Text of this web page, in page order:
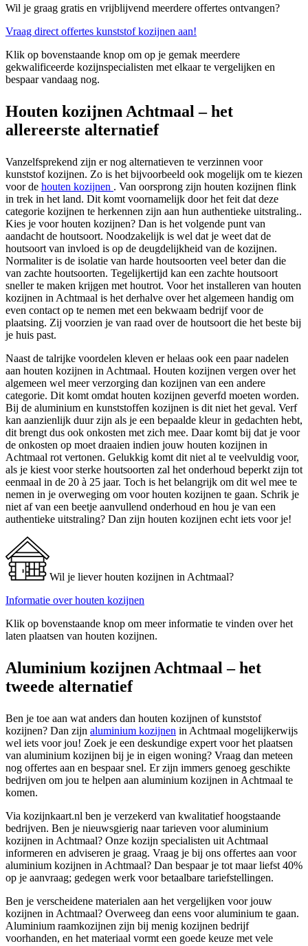
Wil je graag gratis en vrijblijvend meerdere offertes ontvangen?
Vraag direct offertes kunststof kozijnen aan!
Klik op bovenstaande knop om op je gemak meerdere
gekwalificeerde kozijnspecialisten met elkaar te vergelijken en
bespaar vandaag nog.
Houten kozijnen Achtmaal – het
allereerste alternatief
Vanzelfsprekend zijn er nog alternatieven te verzinnen voor
kunststof kozijnen. Zo is het bijvoorbeeld ook mogelijk om te kiezen
voor de houten kozijnen . Van oorsprong zijn houten kozijnen flink
in trek in het land. Dit komt voornamelijk door het feit dat deze
categorie kozijnen te herkennen zijn aan hun authentieke uitstraling..
Kies je voor houten kozijnen? Dan is het volgende punt van
aandacht de houtsoort. Noodzakelijk is wel dat je weet dat de
houtsoort van invloed is op de deugdelijkheid van de kozijnen.
Normaliter is de isolatie van harde houtsoorten veel beter dan die
van zachte houtsoorten. Tegelijkertijd kan een zachte houtsoort
sneller te maken krijgen met houtrot. Voor het installeren van houten
kozijnen in Achtmaal is het derhalve over het algemeen handig om
even contact op te nemen met een bekwaam bedrijf voor de
plaatsing. Zij voorzien je van raad over de houtsoort die het beste bij
je huis past.
Naast de talrijke voordelen kleven er helaas ook een paar nadelen
aan houten kozijnen in Achtmaal. Houten kozijnen vergen over het
algemeen wel meer verzorging dan kozijnen van een andere
categorie. Dit komt omdat houten kozijnen geverfd moeten worden.
Bij de aluminium en kunststoffen kozijnen is dit niet het geval. Verf
kan aanzienlijk duur zijn als je een bepaalde kleur in gedachten hebt,
dit brengt dus ook onkosten met zich mee. Daar komt bij dat je voor
de onkosten op moet draaien indien jouw houten kozijnen in
Achtmaal rot vertonen. Gelukkig komt dit niet al te veelvuldig voor,
als je kiest voor sterke houtsoorten zal het onderhoud beperkt zijn tot
eenmaal in de 20 à 25 jaar. Toch is het belangrijk om dit wel mee te
nemen in je overweging om voor houten kozijnen te gaan. Schrik je
niet af van een beetje aanvullend onderhoud en hou je van een
authentieke uitstraling? Dan zijn houten kozijnen echt iets voor je!
Wil je liever houten kozijnen in Achtmaal?
Informatie over houten kozijnen
Klik op bovenstaande knop om meer informatie te vinden over het
laten plaatsen van houten kozijnen.
Aluminium kozijnen Achtmaal – het
tweede alternatief
Ben je toe aan wat anders dan houten kozijnen of kunststof
kozijnen? Dan zijn aluminium kozijnen in Achtmaal mogelijkerwijs
wel iets voor jou! Zoek je een deskundige expert voor het plaatsen
van aluminium kozijnen bij je in eigen woning? Vraag dan meteen
nog offertes aan en bespaar snel. Er zijn immers genoeg geschikte
bedrijven om jou te helpen aan aluminium kozijnen in Achtmaal te
komen.
Via kozijnkaart.nl ben je verzekerd van kwalitatief hoogstaande
bedrijven. Ben je nieuwsgierig naar tarieven voor aluminium
kozijnen in Achtmaal? Onze kozijn specialisten uit Achtmaal
informeren en adviseren je graag. Vraag je bij ons offertes aan voor
aluminium kozijnen in Achtmaal? Dan bespaar je tot maar liefst 40%
op je aanvraag; gedegen werk voor betaalbare tariefstellingen.
Ben je verscheidene materialen aan het vergelijken voor jouw
kozijnen in Achtmaal? Overweeg dan eens voor aluminium te gaan.
Aluminium raamkozijnen zijn bij menig kozijnen bedrijf
voorhanden, en het materiaal vormt een goede keuze met vele